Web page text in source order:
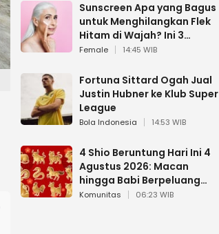
Sunscreen Apa yang Bagus
untuk Menghilangkan Flek
Hitam di Wajah? Ini 3
Rekomendasi sesuai Review
Female 14:45 WIB
Fortuna Sittard Ogah Jual
Justin Hubner ke Klub Super
League
Bola Indonesia 14:53 WIB
4 Shio Beruntung Hari Ini 4
Agustus 2026: Macan
hingga Babi Berpeluang
Dapat Kabar Baik
Komunitas 06:23 WIB